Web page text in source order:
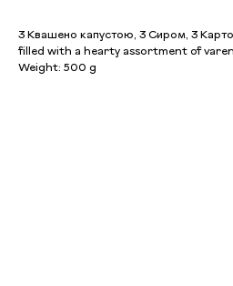
З Квашено капустою, З Сиром, З
filled with a hearty assortment of
Weight: 500 g